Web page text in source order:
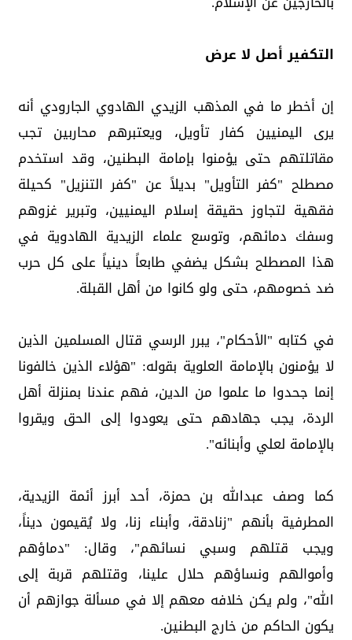
التكفير أصل لا عرض
إن أخطر ما في المذهب الزيدي الهادوي الجارودي أنه
يرى اليمنيين كفار تأويل، ويعتبرهم محاربين تجب
مقاتلتهم حتى يؤمنوا بإمامة البطنين، وقد استخدم
مصطلح "كفر التأويل" بديلاً عن "كفر التنزيل" كحيلة
فقهية لتجاوز حقيقة إسلام اليمنيين، وتبرير غزوهم
وسفك دمائهم، وتوسع علماء الزيدية الهادوية في
هذا المصطلح بشكل يضفي طابعاً دينياً على كل حرب
ضد خصومهم، حتى ولو كانوا من أهل القبلة.
في كتابه "الأحكام"، يبرر الرسي قتال المسلمين الذين
لا يؤمنون بالإمامة العلوية بقوله: "هؤلاء الذين خالفونا
إنما جحدوا ما علموا من الدين، فهم عندنا بمنزلة أهل
الردة، يجب جهادهم حتى يعودوا إلى الحق ويقروا
بالإمامة لعلي وأبنائه".
كما وصف عبدالله بن حمزة، أحد أبرز أئمة الزيدية،
المطرفية بأنهم "زنادقة، وأبناء زنا، ولا يُقيمون ديناً،
ويجب قتلهم وسبي نسائهم"، وقال: "دماؤهم
وأموالهم ونساؤهم حلال علينا، وقتلهم قربة إلى
الله"، ولم يكن خلافه معهم إلا في مسألة جوازهم أن
يكون الحاكم من خارج البطنين.